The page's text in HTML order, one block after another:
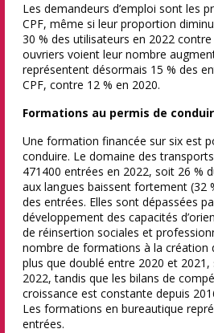
Les demandeurs d’emploi sont les
CPF, même si leur proportion
30 % des utilisateurs en 2022
ouvriers voient leur nombre
représentent désormais 15 % des
CPF, contre 12 % en 2020.
Formations au permis de
Une formation financée sur six est
conduire. Le domaine des
471400 entrées en 2022, soit 26 %
aux langues baissent fortement (32
des entrées. Elles sont dépassées
développement des capacités
de réinsertion sociales et
nombre de formations à la création
plus que doublé entre 2020 et 2021,
2022, tandis que les bilans de
croissance est constante depuis
Les formations en bureautique
entrées.